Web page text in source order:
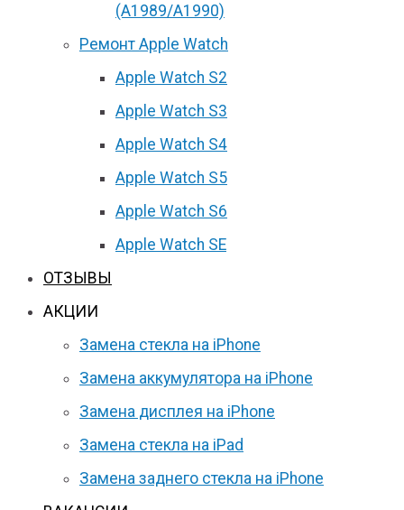
(А1989/A1990)
Ремонт Apple Watch
Apple Watch S2
Apple Watch S3
Apple Watch S4
Apple Watch S5
Apple Watch S6
Apple Watch SE
ОТЗЫВЫ
АКЦИИ
Замена стекла на iPhone
Замена аккумулятора на iPhone
Замена дисплея на iPhone
Замена стекла на iPad
Замена заднего стекла на iPhone